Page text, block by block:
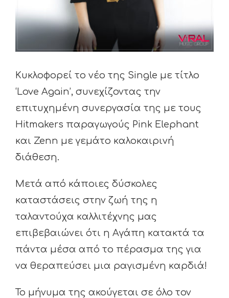
Κυκλοφορεί το νέο της Single με τίτλο
‘Love Again’, συνεχίζοντας την
επιτυχημένη συνεργασία της με τους
Ηitmakers παραγωγούς Pink Elephant
και Zenn με γεμάτο καλοκαιρινή
διάθεση.
Μετά από κάποιες δύσκολες
καταστάσεις στην ζωή της η
ταλαντούχα καλλιτέχνης μας
επιβεβαιώνει ότι η Αγάπη κατακτά τα
πάντα μέσα από το πέρασμα της για
να θεραπεύσει μια ραγισμένη καρδιά!
Το μήνυμα της ακούγεται σε όλο τον